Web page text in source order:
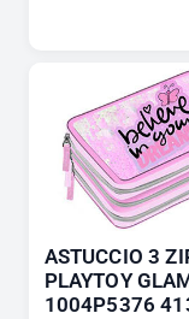
ASTUCCIO 3
PLAYTOY
1004P5376